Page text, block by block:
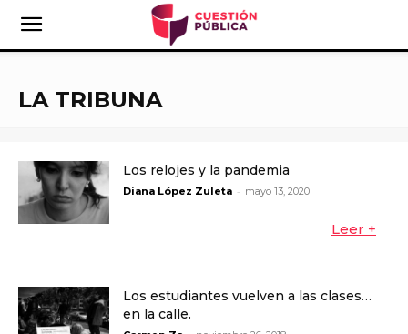
LA TRIBUNA
Los relojes y la pandemia
Diana López Zuleta - mayo 13, 2020
Leer +
Los estudiantes vuelven a las clases…
en la calle.